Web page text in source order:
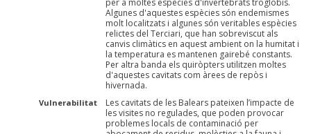
per a moltes espècies d'invertebrats troglobis.
Algunes d'aquestes espècies són endemismes
molt localitzats i algunes són veritables espècies
relictes del Terciari, que han sobreviscut als
canvis climàtics en aquest ambient on la humitat i
la temperatura es mantenen gairebé constants.
Per altra banda els quiròpters utilitzen moltes
d'aquestes cavitats com àrees de repòs i
hivernada.
Vulnerabilitat
Les cavitats de les Balears pateixen l’impacte de
les visites no regulades, que poden provocar
problemes locals de contaminació per